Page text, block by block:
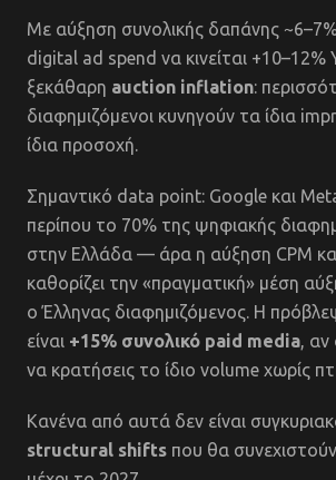
Με αύξηση συνολικής δαπάνης
digital ad spend να κινείται +10–12%
ξεκάθαρη auction inflation:
διαφημιζόμενοι κυνηγούν τα ίδια
ίδια προσοχή.
Σημαντικό data point: Google και
περίπου το 70% της ψηφιακής
στην Ελλάδα — άρα η αύξηση CPM και
καθορίζει την «πραγματική» μέση
ο Έλληνας διαφημιζόμενος. Η
είναι +15% συνολικό paid media, αν
να κρατήσεις το ίδιο volume χωρίς
Κανένα από αυτά δεν είναι
structural shifts που θα